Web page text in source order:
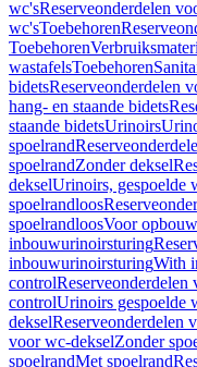
wc'sReserveonderdelen
wc'sToebehoren
Toebehoren
wastafelsToebehoren
bidetsReserveonderdelen
hang- en staande bidets
staande bidetsUrinoirs
spoelrand
spoelrandZonder deksel
dekselUrinoirs, gespoelde
spoelrandloos
spoelrandloosVoor
inbouwurinoirsturing
inbouwurinoirsturingWith
control
controlUrinoirs gespoelde
dekselReserveonderdelen
voor wc-dekselZonder
spoelrandMet spoelrand